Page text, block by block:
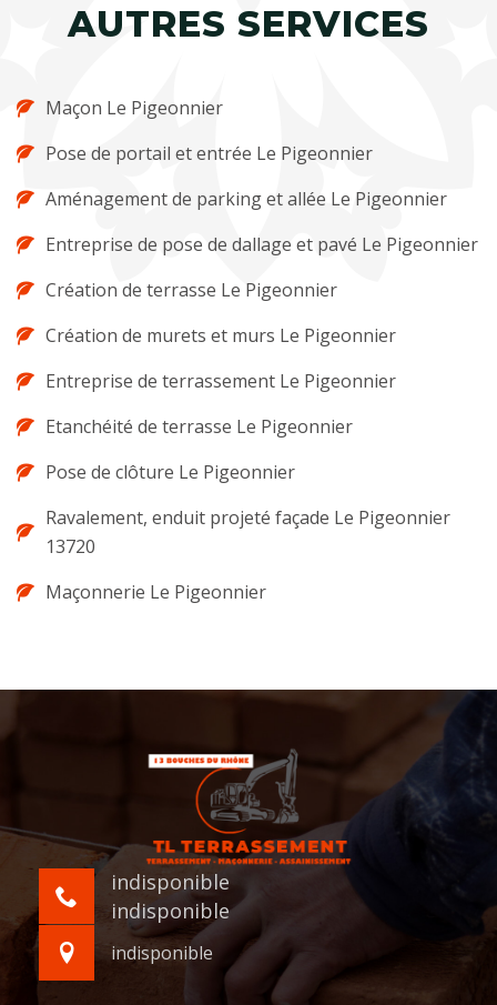
AUTRES SERVICES
Maçon Le Pigeonnier
Pose de portail et entrée Le Pigeonnier
Aménagement de parking et allée Le Pigeonnier
Entreprise de pose de dallage et pavé Le Pigeonnier
Création de terrasse Le Pigeonnier
Création de murets et murs Le Pigeonnier
Entreprise de terrassement Le Pigeonnier
Etanchéité de terrasse Le Pigeonnier
Pose de clôture Le Pigeonnier
Ravalement, enduit projeté façade Le Pigeonnier
13720
Maçonnerie Le Pigeonnier
indisponible
indisponible
indisponible